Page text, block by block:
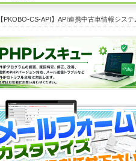
【PKOBO-CS-API】API連携中古車情報システ